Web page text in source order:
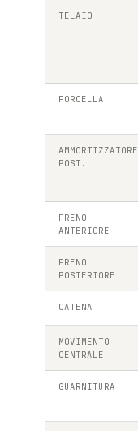
TELAIO
FORCELLA
AMMORTIZZATORE
POST.
FRENO
ANTERIORE
FRENO
POSTERIORE
CATENA
MOVIMENTO
CENTRALE
GUARNITURA